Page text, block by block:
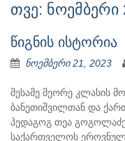
თვე: ნოემბერი
წიგნის ისტორია
ნოემბერი 21, 2023
მესამე მეორე კლასის
ბანეთიშვილთან და
პედაგოგ თეა
საქართველოს